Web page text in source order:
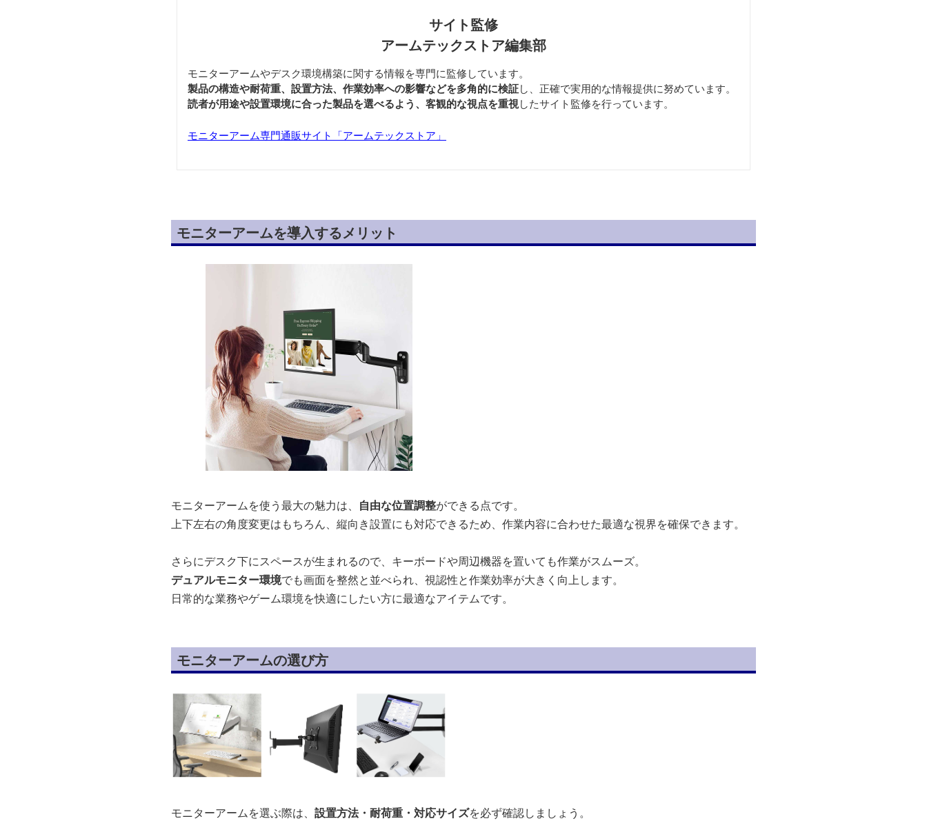
サイト監修
アームテックストア編集部
モニターアームやデスク環境構築に関する情報を専門に監修しています。
製品の構造や耐荷重、設置方法、作業効率への影響などを多角的に検証し、正確で実用的な情報提供に努めています。
読者が用途や設置環境に合った製品を選べるよう、客観的な視点を重視したサイト監修を行っています。
モニターアーム専門通販サイト「アームテックストア」
モニターアームを導入するメリット
モニターアームを使う最大の魅力は、 自由な位置調整ができる点です。
上下左右の角度変更はもちろん、縦向き設置にも対応できるため、作業内容に合わせた最適な視界を確保できます。
さらにデスク下にスペースが生まれるので、キーボードや周辺機器を置いても作業がスムーズ。
デュアルモニター環境でも画面を整然と並べられ、視認性と作業効率が大きく向上します。
日常的な業務やゲーム環境を快適にしたい方に最適なアイテムです。
モニターアームの選び方
モニターアームを選ぶ際は、 設置方法・耐荷重・対応サイズを必ず確認しましょう。